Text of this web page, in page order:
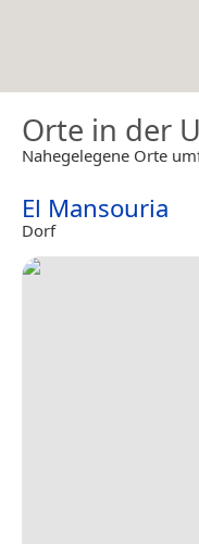
Orte in der
Nahegelegene Orte
El Mansouria
Dorf